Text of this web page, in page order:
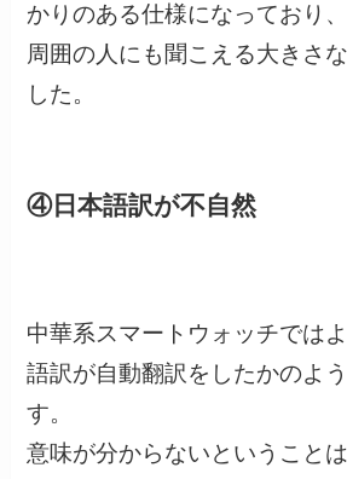
かりのある仕様になっており
周囲の人にも聞こえる大きさ
した。
④日本語訳が不自然
中華系スマートウォッチでは
語訳が自動翻訳をしたかのよ
す。
意味が分からないということ